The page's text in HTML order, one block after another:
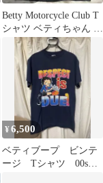
Betty Motorcycle Club T
シャツ ベティちゃん ベ
ティブープ
¥6,500
ベティブープ ビンテ
ージ Tシャツ 00s